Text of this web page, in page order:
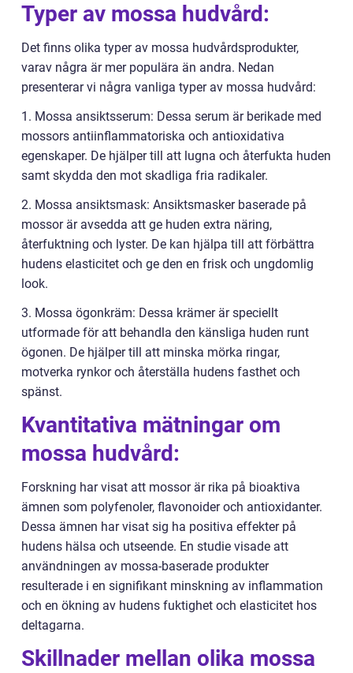
Typer av mossa hudvård:
Det finns olika typer av mossa hudvårdsprodukter,
varav några är mer populära än andra. Nedan
presenterar vi några vanliga typer av mossa hudvård:
1. Mossa ansiktsserum: Dessa serum är berikade med
mossors antiinflammatoriska och antioxidativa
egenskaper. De hjälper till att lugna och återfukta huden
samt skydda den mot skadliga fria radikaler.
2. Mossa ansiktsmask: Ansiktsmasker baserade på
mossor är avsedda att ge huden extra näring,
återfuktning och lyster. De kan hjälpa till att förbättra
hudens elasticitet och ge den en frisk och ungdomlig
look.
3. Mossa ögonkräm: Dessa krämer är speciellt
utformade för att behandla den känsliga huden runt
ögonen. De hjälper till att minska mörka ringar,
motverka rynkor och återställa hudens fasthet och
spänst.
Kvantitativa mätningar om
mossa hudvård:
Forskning har visat att mossor är rika på bioaktiva
ämnen som polyfenoler, flavonoider och antioxidanter.
Dessa ämnen har visat sig ha positiva effekter på
hudens hälsa och utseende. En studie visade att
användningen av mossa-baserade produkter
resulterade i en signifikant minskning av inflammation
och en ökning av hudens fuktighet och elasticitet hos
deltagarna.
Skillnader mellan olika mossa